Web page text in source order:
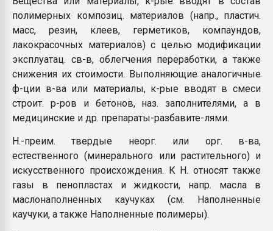
покупка, обмен
ПЕРЕЙТИ НА
полимерных композиц. материалов (напр., пластич.
масс, резин, клеев, герметиков, компаундов,
лакокрасочных материалов) с целью модификации
эксплуатац. св-в, облегчения переработки, а также
снижения их стоимости. Выполняющие аналогичные
ф-ции в-ва или материалы, к-рые вводят в смеси
строит. р-ров и бетонов, наз. заполнителями, а в
медицинские и др. препараты-разбавите-лями.
Н.-преим. твердые неорг. или орг. в-ва,
естественного (минерального или растительного) и
искусственного происхождения. К Н. относят также
газы в пенопластах и жидкости, напр. масла в
маслонаполненных каучуках (см. Наполненные
каучуки, а также Наполненные полимеры).